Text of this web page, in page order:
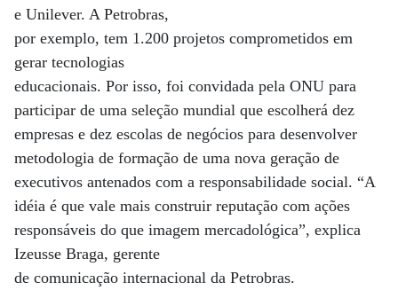
e Unilever. A Petrobras,
por exemplo, tem 1.200 projetos comprometidos em
gerar tecnologias
educacionais. Por isso, foi convidada pela ONU para
participar de uma seleção mundial que escolherá dez
empresas e dez escolas de negócios para desenvolver
metodologia de formação de uma nova geração de
executivos antenados com a responsabilidade social. “A
idéia é que vale mais construir reputação com ações
responsáveis do que imagem mercadológica”, explica
Izeusse Braga, gerente
de comunicação internacional da Petrobras.